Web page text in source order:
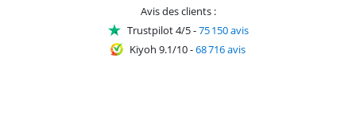
Avis des clients :
Trustpilot 4/5-75 150 avis
Kiyoh 9.1/10-68 716 avis